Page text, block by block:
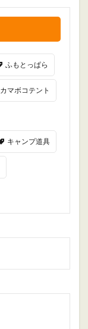
ふもとっぱら
カマボコテント
キャンプ道具